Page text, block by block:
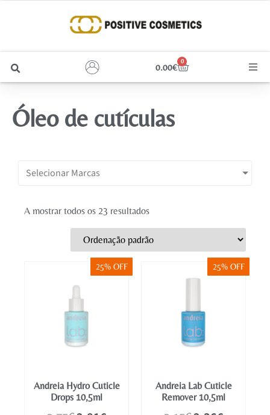
0.00€
0
Unhas
Óleo de cutículas
Selecionar Marcas
A mostrar todos os 23 resultados
25% OFF
Andreia Hydro Cuticle
Drops 10,5ml
25% OFF
Andreia Lab Cuticle
Remover 10,5ml